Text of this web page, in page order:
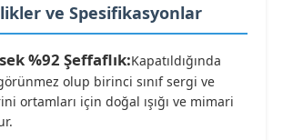
ve Spesifikasyonlar
%92 Şeffaflık:Kapatıldığında
olup birinci sınıf sergi ve
ortamları için doğal ışığı ve mimari